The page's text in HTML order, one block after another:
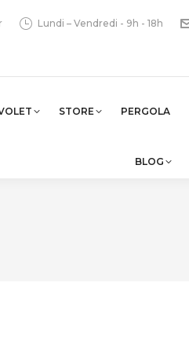
Lundi – Vendredi - 9h - 18h
STORE PERGOLA
BLOG